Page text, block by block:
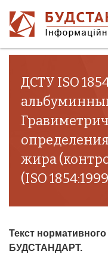
ДСТУ ISO
жира
(ISO
Текст
БУДСТАНДАРТ.